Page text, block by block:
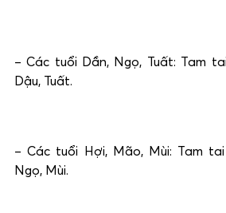
– Các tuổi Dần, Ngọ, Tuất: Tam
Dậu, Tuất.
– Các tuổi Hợi, Mão, Mùi: Tam
Ngọ, Mùi.